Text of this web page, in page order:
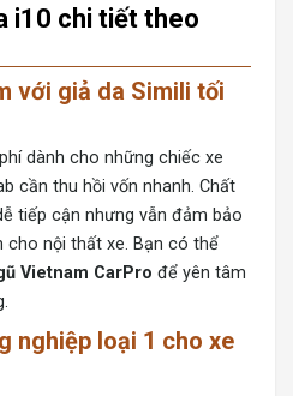
i10 chi tiết theo
với giả da Simili tối
dành cho những chiếc xe
cần thu hồi vốn nhanh. Chất
tiếp cận nhưng vẫn đảm bảo
nội thất xe. Bạn có thể
Vietnam CarPro để yên tâm
nghiệp loại 1 cho xe